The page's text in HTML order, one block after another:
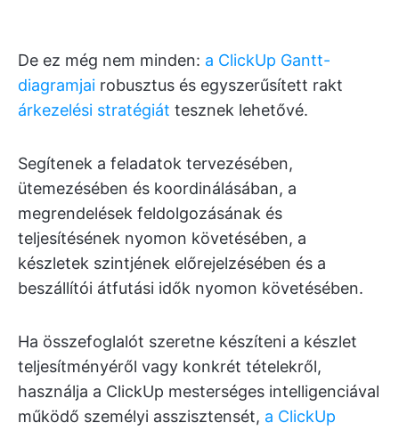
De ez még nem minden: a ClickUp Gantt-
diagramjai robusztus és egyszerűsített rakt
árkezelési stratégiát tesznek lehetővé.
Segítenek a feladatok tervezésében,
ütemezésében és koordinálásában, a
megrendelések feldolgozásának és
teljesítésének nyomon követésében, a
készletek szintjének előrejelzésében és a
beszállítói átfutási idők nyomon követésében.
Ha összefoglalót szeretne készíteni a készlet
teljesítményéről vagy konkrét tételekről,
használja a ClickUp mesterséges intelligenciával
működő személyi asszisztensét, a ClickUp